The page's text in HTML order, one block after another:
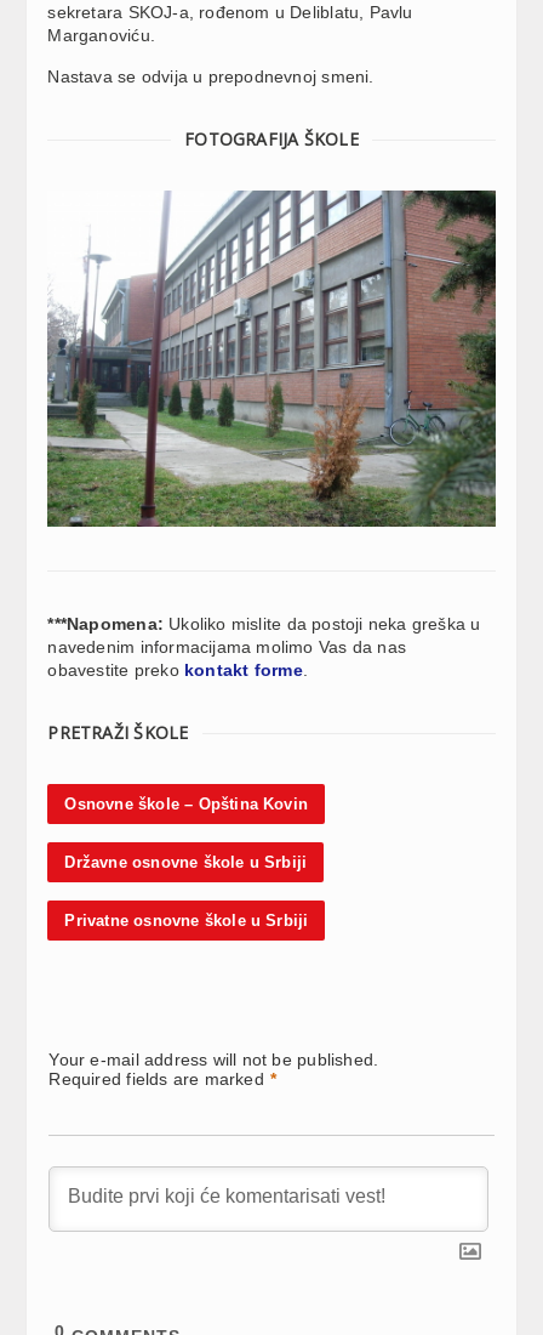
sekretara SKOJ-a, rođenom u Deliblatu, Pavlu
Marganoviću.
Nastava se odvija u prepodnevnoj smeni.
FOTOGRAFIJA ŠKOLE
***Napomena: Ukoliko mislite da postoji neka greška u
navedenim informacijama molimo Vas da nas
obavestite preko kontakt forme.
PRETRAŽI ŠKOLE
Osnovne škole – Opština Kovin
Državne osnovne škole u Srbiji
Privatne osnovne škole u Srbiji
Your e-mail address will not be published.
Required fields are marked *
0